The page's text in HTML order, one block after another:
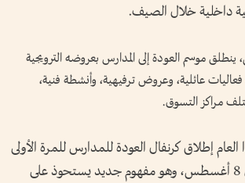
داخلية خلال الصيف.
موسم العودة إلى المدارس بعروضه الترويجية
عائلية، وعروض ترفيهية، وأنشطة فنية،
مراكز التسوق.
إطلاق كرنفال العودة للمدارس للمرة الأولى
خلال الفترة من 7 إلى 8 أغسطس، وهو مفهوم جديد يستحوذ على